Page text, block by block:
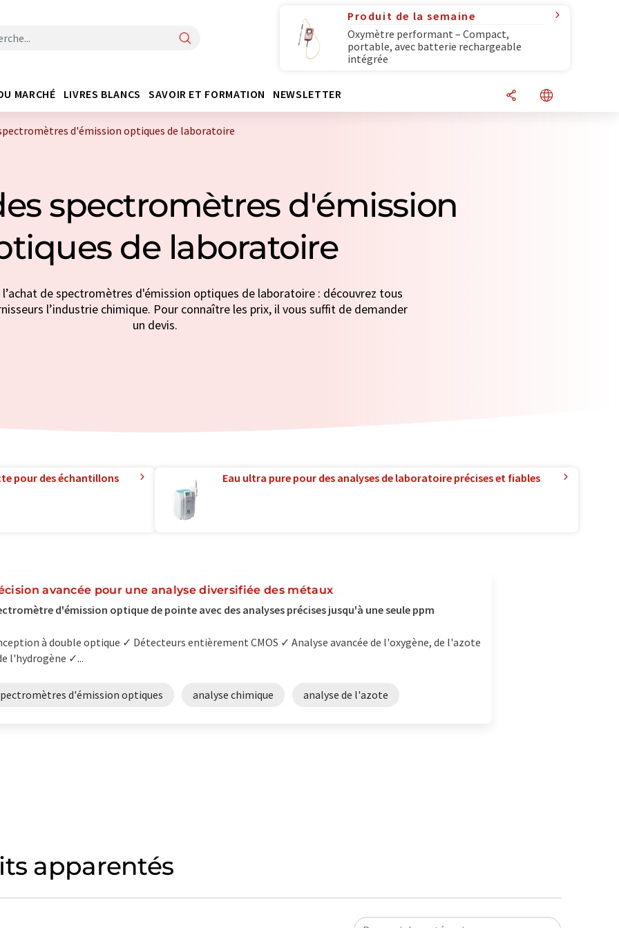
Produit de la semaine
Oxymètre performant – Compact,
portable, avec batterie rechargeable
intégrée
MARCHÉ LIVRES BLANCS SAVOIR ET FORMATION NEWSLETTER
d'émission optiques de laboratoire
spectromètres d'émission
de laboratoire
de spectromètres d'émission optiques de laboratoire : découvrez tous
l’industrie chimique. Pour connaître les prix, il vous suffit de demander
un devis.
pour des échantillons Eau ultra pure pour des analyses de laboratoire précises et fiables
avancée pour une analyse diversifiée des métaux
d'émission optique de pointe avec des analyses précises jusqu'à une seule ppm
à double optique ✓ Détecteurs entièrement CMOS ✓ Analyse avancée de l'oxygène, de l'azote
l'hydrogène ✓...
d'émission optiques analyse chimique analyse de l'azote
apparentés